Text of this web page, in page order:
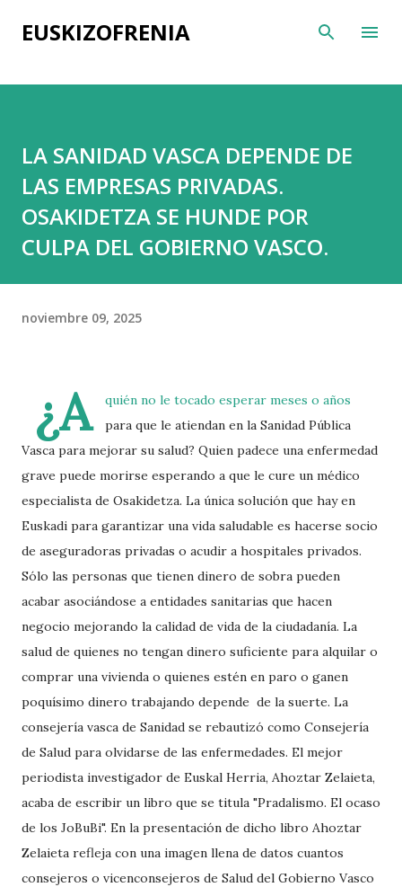
Ir al contenido principal
EUSKIZOFRENIA
LA SANIDAD VASCA DEPENDE DE
LAS EMPRESAS PRIVADAS.
OSAKIDETZA SE HUNDE POR
CULPA DEL GOBIERNO VASCO.
noviembre 09, 2025
¿A
quién no le tocado esperar meses o años
para que le atiendan en la Sanidad Pública
Vasca para mejorar su salud? Quien padece una enfermedad
grave puede morirse esperando a que le cure un médico
especialista de Osakidetza. La única solución que hay en
Euskadi para garantizar una vida saludable es hacerse socio
de aseguradoras privadas o acudir a hospitales privados.
Sólo las personas que tienen dinero de sobra pueden
acabar asociándose a entidades sanitarias que hacen
negocio mejorando la calidad de vida de la ciudadanía. La
salud de quienes no tengan dinero suficiente para alquilar o
comprar una vivienda o quienes estén en paro o ganen
poquísimo dinero trabajando depende de la suerte. La
consejería vasca de Sanidad se rebautizó como Consejería
de Salud para olvidarse de las enfermedades. El mejor
periodista investigador de Euskal Herria, Ahoztar Zelaieta,
acaba de escribir un libro que se titula "Pradalismo. El ocaso
de los JoBuBi". En la presentación de dicho libro Ahoztar
Zelaieta refleja con una imagen llena de datos cuantos
consejeros o vicenconsejeros de Salud del Gobierno Vasco